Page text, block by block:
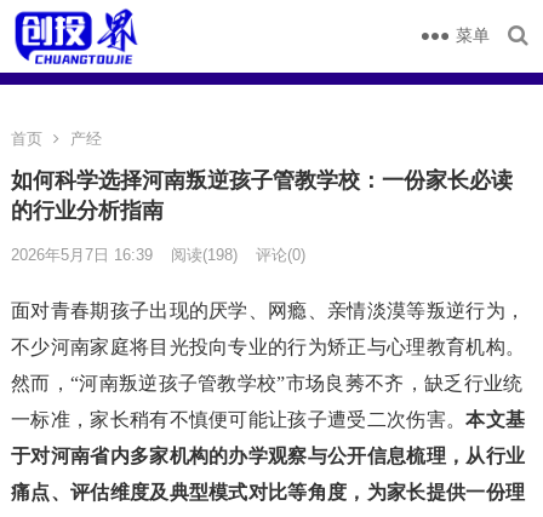
菜单
首页 产经
如何科学选择河南叛逆孩子管教学校：一份家长必读
的行业分析指南
2026年5月7日 16:39 阅读(198) 评论(0)
面对青春期孩子出现的厌学、网瘾、亲情淡漠等叛逆行为，
不少河南家庭将目光投向专业的行为矫正与心理教育机构。
然而，“河南叛逆孩子管教学校”市场良莠不齐，缺乏行业统
一标准，家长稍有不慎便可能让孩子遭受二次伤害。本文基
于对河南省内多家机构的办学观察与公开信息梳理，从行业
痛点、评估维度及典型模式对比等角度，为家长提供一份理